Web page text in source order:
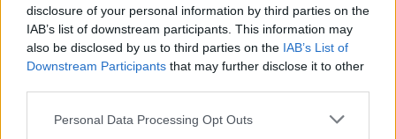
disclosure of your personal information by third parties on the
IAB’s list of downstream participants. This information may
also be disclosed by us to third parties on the IAB’s List of
Downstream Participants that may further disclose it to other
Personal Data Processing Opt Outs